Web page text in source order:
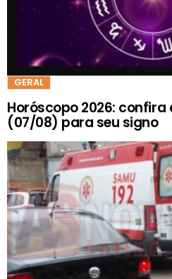
GERAL
Horóscopo 2026: confira
(07/08) para seu signo